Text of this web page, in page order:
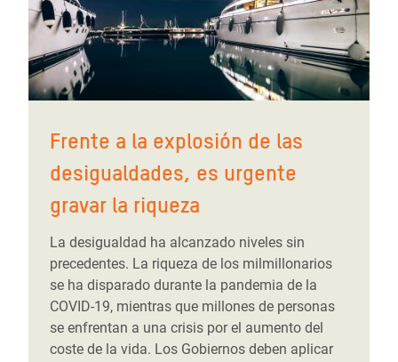
Frente a la explosión de las
desigualdades, es urgente
gravar la riqueza
La desigualdad ha alcanzado niveles sin
precedentes. La riqueza de los milmillonarios
se ha disparado durante la pandemia de la
COVID-19, mientras que millones de personas
se enfrentan a una crisis por el aumento del
coste de la vida. Los Gobiernos deben aplicar